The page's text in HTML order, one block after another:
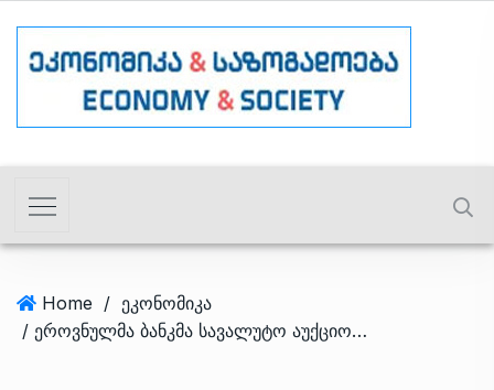
Home / ეკონომიკა
/ ეროვნულმა ბანკმა სავალუტო აუქციონზე 8.3 მილიონი დოლარი გაყიდა